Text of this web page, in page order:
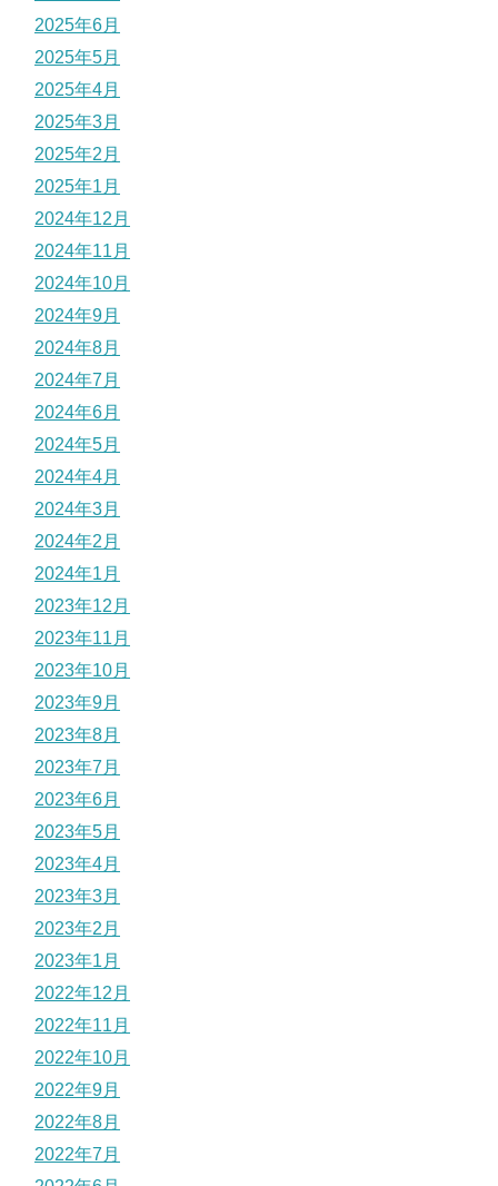
2025年6月
2025年5月
2025年4月
2025年3月
2025年2月
2025年1月
2024年12月
2024年11月
2024年10月
2024年9月
2024年8月
2024年7月
2024年6月
2024年5月
2024年4月
2024年3月
2024年2月
2024年1月
2023年12月
2023年11月
2023年10月
2023年9月
2023年8月
2023年7月
2023年6月
2023年5月
2023年4月
2023年3月
2023年2月
2023年1月
2022年12月
2022年11月
2022年10月
2022年9月
2022年8月
2022年7月